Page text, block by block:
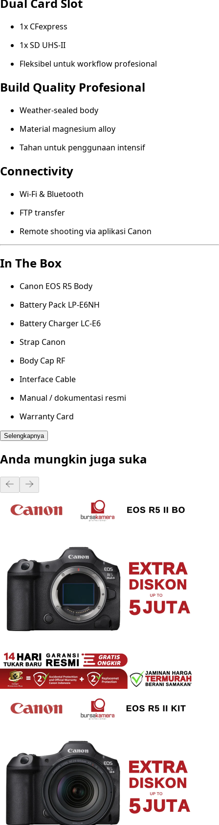
1x CFexpress
1x SD UHS-II
Fleksibel untuk workflow profesional
Build Quality Profesional
Weather-sealed body
Material magnesium alloy
Tahan untuk penggunaan intensif
Connectivity
Wi-Fi & Bluetooth
FTP transfer
Remote shooting via aplikasi Canon
In The Box
Canon EOS R5 Body
Battery Pack LP-E6NH
Battery Charger LC-E6
Strap Canon
Body Cap RF
Interface Cable
Manual / dokumentasi resmi
Warranty Card
Selengkapnya
Anda mungkin juga suka